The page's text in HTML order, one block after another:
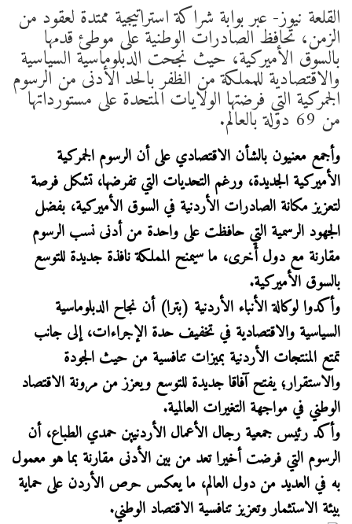
القلعة نيوز- عبر بوابة شراكة استراتيجية ممتدة لعقود من
الزمن، تحافظ الصادرات الوطنية على موطئ قدمها
بالسوق الأميركية، حيث نجحت الدبلوماسية السياسية
والاقتصادية للمملكة من الظفر بالحد الأدنى من الرسوم
الجمركية التي فرضتها الولايات المتحدة على مستورداتها
من 69 دولة بالعالم.
وأجمع معنيون بالشأن الاقتصادي على أن الرسوم الجمركية
الأميركية الجديدة، ورغم التحديات التي تفرضها، تشكل فرصة
لتعزيز مكانة الصادرات الأردنية في السوق الأميركية، بفضل
الجهود الرسمية التي حافظت على واحدة من أدنى نسب الرسوم
مقارنة مع دول أخرى، ما سيمنح المملكة نافذة جديدة للتوسع
بالسوق الأميركية.
وأكدوا لوكالة الأنباء الأردنية (بترا) أن نجاح الدبلوماسية
السياسية والاقتصادية في تخفيف حدة الإجراءات، إلى جانب
تمتع المنتجات الأردنية بميزات تنافسية من حيث الجودة
والاستقرار؛ يفتح آفاقا جديدة للتوسع ويعزز من مرونة الاقتصاد
الوطني في مواجهة التغيرات العالمية.
وأكد رئيس جمعية رجال الأعمال الأردنيين حمدي الطباع، أن
الرسوم التي فرضت أخيرا تعد من بين الأدنى مقارنة بما هو معمول
به في العديد من دول العالم، ما يعكس حرص الأردن على حماية
بيئة الاستثمار وتعزيز تنافسية الاقتصاد الوطني.